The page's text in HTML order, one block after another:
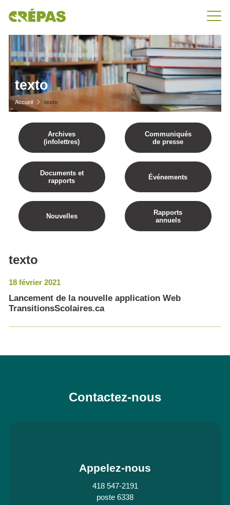
texto
Accueil texto
Archives
(infolettres)
Communiqués
de presse
Documents et
rapports
Événements
Nouvelles
Rapports
annuels
texto
18 février 2021
Lancement de la nouvelle application Web
TransitionsScolaires.ca
Contactez-nous
Appelez-nous
418 547-2191
poste 6338